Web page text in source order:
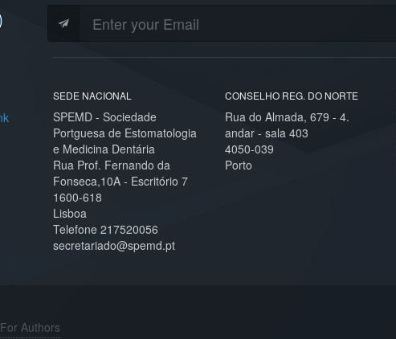
SEDE NACIONAL
SPEMD - Sociedade
Portguesa de Estomatologia
e Medicina Dentária
Rua Prof. Fernando da
Fonseca,10A - Escritório 7
1600-618
Lisboa
Telefone 217520056
secretariado@spemd.pt
CONSELHO REG. DO NORTE
Rua do Almada, 679 - 4.
andar - sala 403
4050-039
Porto
For Authors